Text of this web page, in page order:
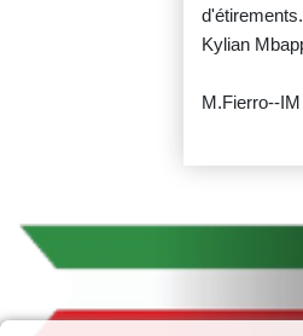
d'étirements.
Kylian
M.Fierro--IM